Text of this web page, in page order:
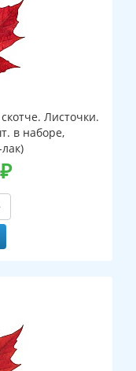
Листочки.
в наборе,
₽